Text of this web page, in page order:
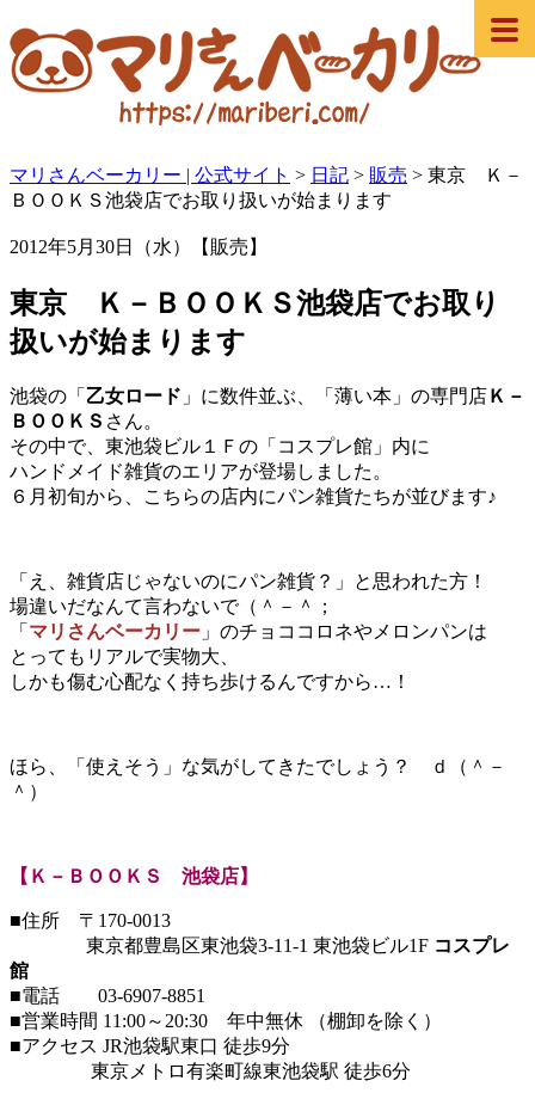
マリさんベーカリー | 公式サイト > 日記 > 販売 > 東京 Ｋ－
ＢＯＯＫＳ池袋店でお取り扱いが始まります
2012年5月30日（水）【販売】
東京 Ｋ－ＢＯＯＫＳ池袋店でお取り
扱いが始まります
池袋の「 乙女ロード 」に数件並ぶ、「薄い本」の専門店Ｋ－
ＢＯＯＫＳ さん。
その中で、東池袋ビル１Ｆの「コスプレ館」内に
ハンドメイド雑貨のエリアが登場しました。
６月初旬から、こちらの店内にパン雑貨たちが並びます♪
「え、雑貨店じゃないのにパン雑貨？」と思われた方！
場違いだなんて言わないで（＾－＾；
「 マリさんベーカリー 」のチョココロネやメロンパンは
とってもリアルで実物大、
しかも傷む心配なく持ち歩けるんですから…！
ほら、「使えそう」な気がしてきたでしょう？ ｄ（＾－
＾）
【Ｋ－ＢＯＯＫＳ 池袋店】
■住所 〒170-0013
東京都豊島区東池袋3-11-1 東池袋ビル1F コスプレ
館
■電話 03-6907-8851
■営業時間 11:00～20:30 年中無休 （棚卸を除く）
■アクセス JR池袋駅東口 徒歩9分
東京メトロ有楽町線東池袋駅 徒歩6分